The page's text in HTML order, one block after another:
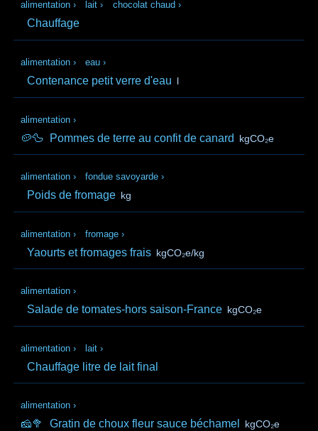
alimentation › lait › chocolat chaud ›
Chauffage
alimentation › eau ›
Contenance petit verre d'eau l
alimentation ›
🥔🦆 Pommes de terre au confit de canard kgCO₂e
alimentation › fondue savoyarde ›
Poids de fromage kg
alimentation › fromage ›
Yaourts et fromages frais kgCO₂e/kg
alimentation ›
Salade de tomates-hors saison-France kgCO₂e
alimentation › lait ›
Chauffage litre de lait final
alimentation ›
🧀🥦 Gratin de choux fleur sauce béchamel kgCO₂e